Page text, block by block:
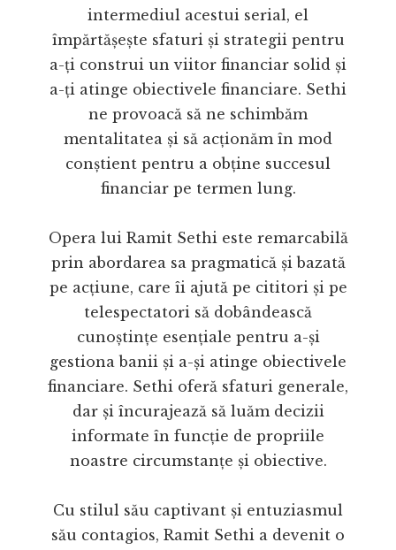
intermediul acestui serial, el
împărtășește sfaturi și strategii pentru
a-ți construi un viitor financiar solid și
a-ți atinge obiectivele financiare. Sethi
ne provoacă să ne schimbăm
mentalitatea și să acționăm în mod
conștient pentru a obține succesul
financiar pe termen lung.
Opera lui Ramit Sethi este remarcabilă
prin abordarea sa pragmatică și bazată
pe acțiune, care îi ajută pe cititori și pe
telespectatori să dobândească
cunoștințe esențiale pentru a-și
gestiona banii și a-și atinge obiectivele
financiare. Sethi oferă sfaturi generale,
dar și încurajează să luăm decizii
informate în funcție de propriile
noastre circumstanțe și obiective.
Cu stilul său captivant și entuziasmul
său contagios, Ramit Sethi a devenit o